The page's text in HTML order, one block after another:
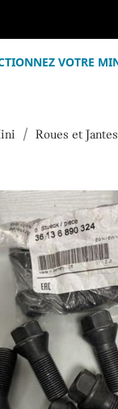
VOTRE
Roues et Jantes